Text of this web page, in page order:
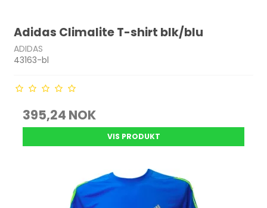
Adidas Climalite T-shirt blk/blu
ADIDAS
43163-bl
395,24 NOK
VIS PRODUKT